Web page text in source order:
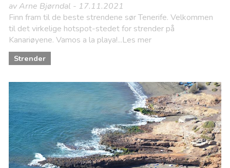
av Arne Bjørndal - 17.11.2021
Finn fram til de beste strendene sør Tenerife. Velkommen
til det virkelige hotspot-stedet for strender på
Kanariøyene. Vamos a la playa!...Les mer
Strender